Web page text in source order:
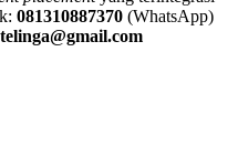
081310887370 (WhatsApp)